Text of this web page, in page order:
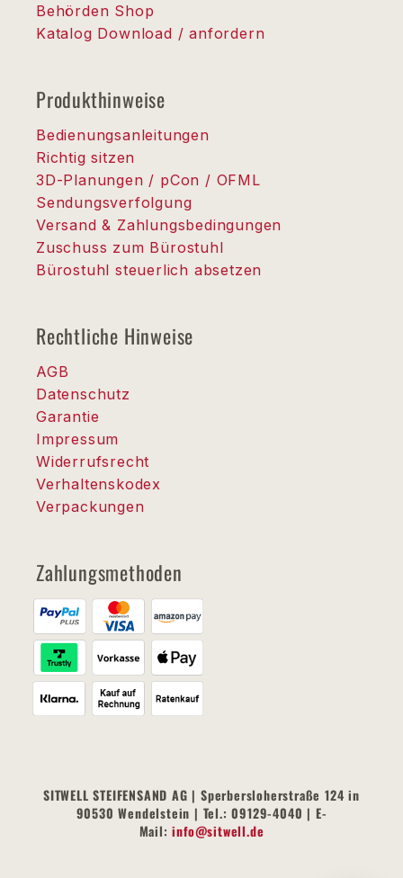
Behörden Shop
Katalog Download / anfordern
Produkthinweise
Bedienungsanleitungen
Richtig sitzen
3D-Planungen / pCon / OFML
Sendungsverfolgung
Versand & Zahlungsbedingungen
Zuschuss zum Bürostuhl
Bürostuhl steuerlich absetzen
Rechtliche Hinweise
AGB
Datenschutz
Garantie
Impressum
Widerrufsrecht
Verhaltenskodex
Verpackungen
Zahlungsmethoden
SITWELL STEIFENSAND AG | Sperbersloherstraße 124 in
90530 Wendelstein | Tel.: 09129-4040 | E-
Mail:info@sitwell.de